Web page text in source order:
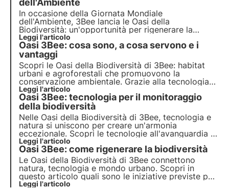
verde per le aziende e il pianeta.
dell'Ambiente
In occasione della Giornata Mondiale
dell'Ambiente, 3Bee lancia le Oasi della
Biodiversità: un'opportunità per rigenerare la
naturae preservare gli
e scopri come la nostra missione combina
tecnologia
Leggi l'articolo
Oasi 3Bee: cosa sono, a cosa servono e i
vantaggi
Scopri le Oasi della Biodiversità di 3Bee: habitat
urbani e agroforestali che promuovono la
conservazione ambientale. Grazie alla tecnologia
3Bee, le Oasi connettono natura e aziende,
offrendo una serie di vantaggi. Entra nel
cambiamento e adotta un'Oasi per proteggere la
biodiversità.
Leggi l'articolo
Oasi 3Bee: tecnologia per il monitoraggio
della biodiversità
Nelle Oasi della Biodiversità di 3Bee, tecnologia e
natura si uniscono per creare un'armonia
eccezionale. Scopri le tecnologie all'avanguardia di
3Bee e il loro ruolo fondamentale nella
rigenerazione degli ecosistemi e della biodiversità
all'interno delle Oasi.
Leggi l'articolo
Oasi 3Bee: come rigenerare la biodiversità
Le Oasi della Biodiversità di 3Bee connettono
natura, tecnologia e mondo urbano. Scopri in
questo articolo quali sono le iniziative previste per
la creazione di un’oasi e come questi habitat urbani
Leggi l'articolo